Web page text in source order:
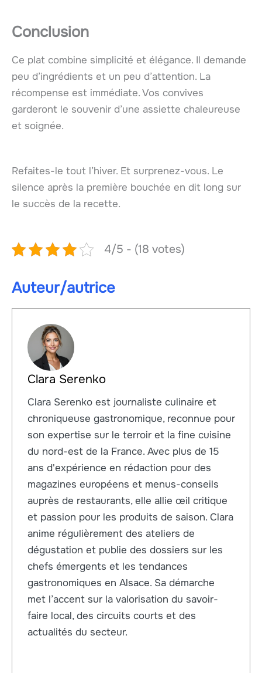
Conclusion
Ce plat combine simplicité et élégance. Il demande
peu d’ingrédients et un peu d’attention. La
récompense est immédiate. Vos convives
garderont le souvenir d’une assiette chaleureuse
et soignée.
Refaites-le tout l’hiver. Et surprenez-vous. Le
silence après la première bouchée en dit long sur
le succès de la recette.
4/5 - (18 votes)
Auteur/autrice
Clara Serenko
Clara Serenko est journaliste culinaire et
chroniqueuse gastronomique, reconnue pour
son expertise sur le terroir et la fine cuisine
du nord-est de la France. Avec plus de 15
ans d'expérience en rédaction pour des
magazines européens et menus-conseils
auprès de restaurants, elle allie œil critique
et passion pour les produits de saison. Clara
anime régulièrement des ateliers de
dégustation et publie des dossiers sur les
chefs émergents et les tendances
gastronomiques en Alsace. Sa démarche
met l’accent sur la valorisation du savoir-
faire local, des circuits courts et des
actualités du secteur.